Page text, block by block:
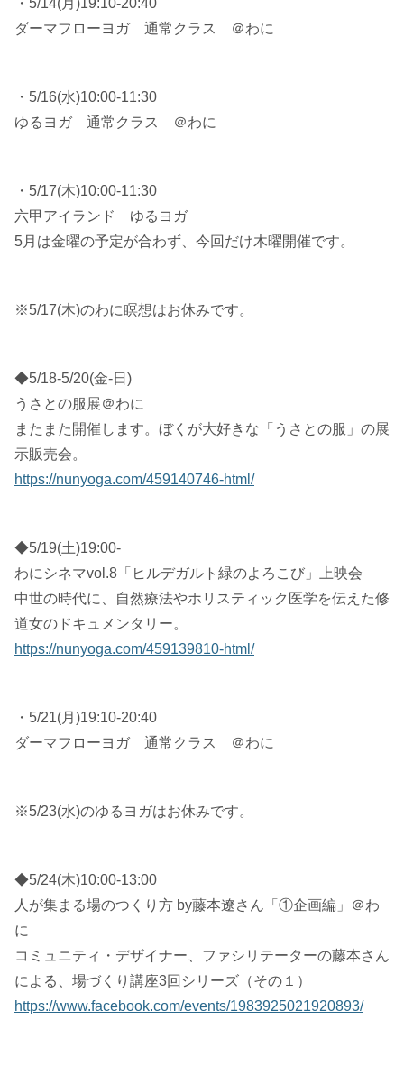
・5/14(月)19:10-20:40
ダーマフローヨガ 通常クラス ＠わに
・5/16(水)10:00-11:30
ゆるヨガ 通常クラス ＠わに
・5/17(木)10:00-11:30
六甲アイランド ゆるヨガ
5月は金曜の予定が合わず、今回だけ木曜開催です。
※5/17(木)のわに瞑想はお休みです。
◆5/18-5/20(金-日)
うさとの服展＠わに
またまた開催します。ぼくが大好きな「うさとの服」の展
示販売会。
https://nunyoga.com/459140746-html/
◆5/19(土)19:00-
わにシネマvol.8「ヒルデガルト緑のよろこび」上映会
中世の時代に、自然療法やホリスティック医学を伝えた修
道女のドキュメンタリー。
https://nunyoga.com/459139810-html/
・5/21(月)19:10-20:40
ダーマフローヨガ 通常クラス ＠わに
※5/23(水)のゆるヨガはお休みです。
◆5/24(木)10:00-13:00
人が集まる場のつくり方 by藤本遼さん「①企画編」＠わ
に
コミュニティ・デザイナー、ファシリテーターの藤本さん
による、場づくり講座3回シリーズ（その１）
https://www.facebook.com/events/1983925021920893/